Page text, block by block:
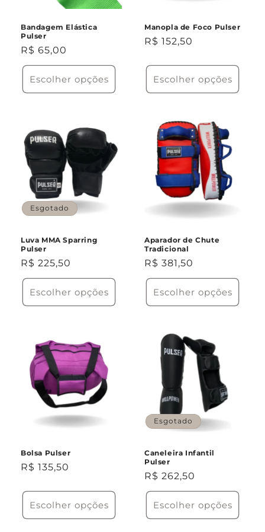
Bandagem Elástica
Pulser
Preço
normal
R$ 65,00
Escolher opções
Manopla de Foco Pulser
Preço
R$ 152,50
Escolher opções
Esgotado
Luva MMA Sparring
Pulser
Preço
normal
R$ 225,50
Escolher opções
Aparador de Chute
Tradicional
Preço
normal
R$ 381,50
Escolher opções
Bolsa Pulser
Preço
R$ 135,50
Escolher opções
Esgotado
Caneleira Infantil
Pulser
Preço
normal
R$ 262,50
Escolher opções